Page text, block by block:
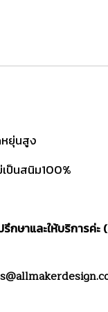
ยุ่นสูง
ป็นสนิม100%
ษาและให้บริการค่